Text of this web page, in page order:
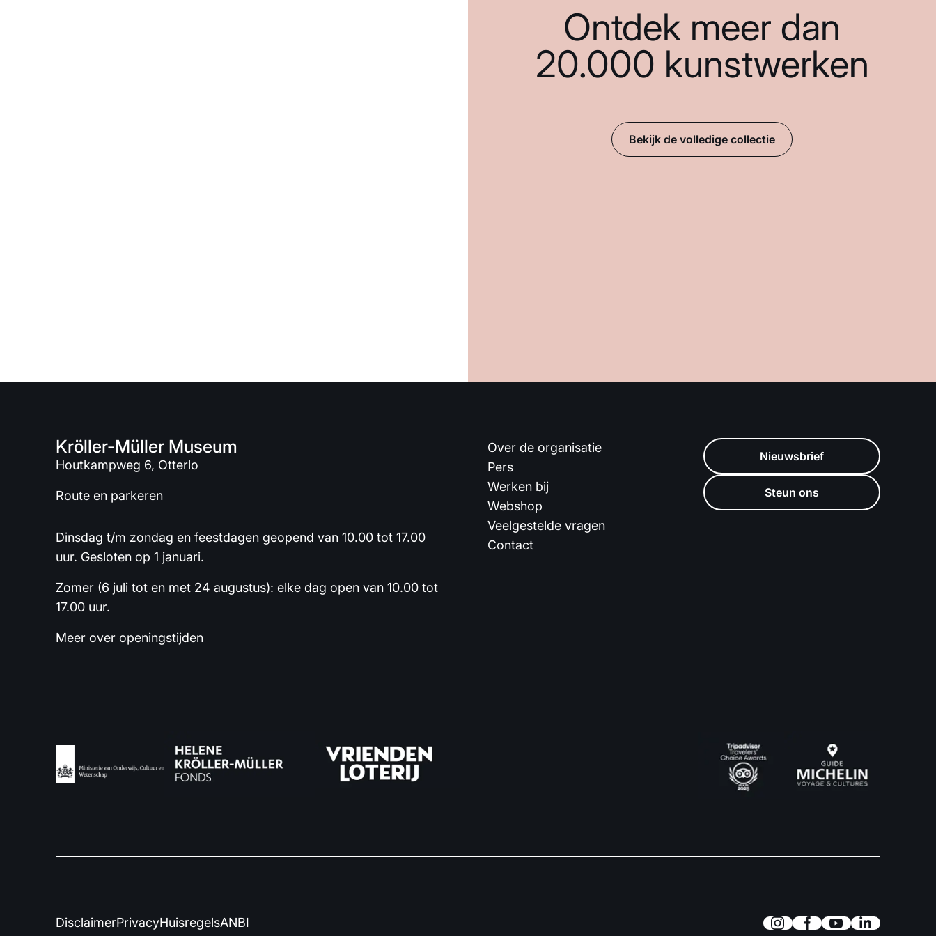
Ontdek meer dan
20.000 kunstwerken
Bekijk de volledige collectie
Kröller-Müller Museum
Houtkampweg 6, Otterlo
Route en parkeren
Dinsdag t/m zondag en feestdagen geopend van 10.00 tot 17.00
uur. Gesloten op 1 januari.
Zomer (6 juli tot en met 24 augustus): elke dag open van 10.00 tot
17.00 uur.
Meer over openingstijden
Over de organisatie
Pers
Werken bij
Webshop
Veelgestelde vragen
Contact
Nieuwsbrief
Steun ons
DisclaimerPrivacyHuisregelsANBI